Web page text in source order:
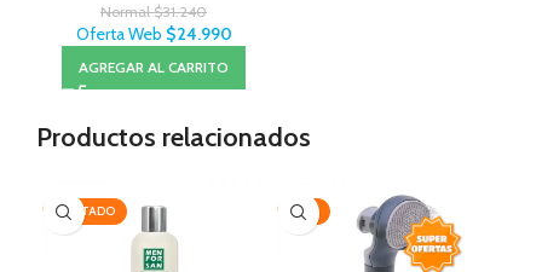
Normal$31.240
Oferta Web $24.990
AGREGAR AL CARRITO
Productos relacionados
AGOTADO -35%